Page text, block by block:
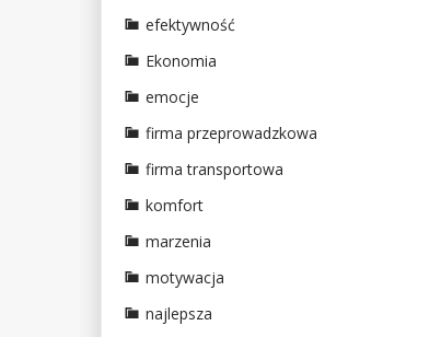
efektywność
Ekonomia
emocje
firma przeprowadzkowa
firma transportowa
komfort
marzenia
motywacja
najlepsza